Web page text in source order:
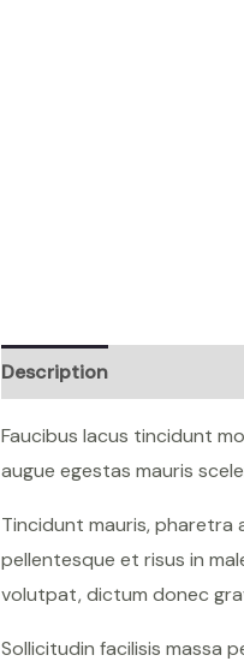
Description
Faucibus lacus tincidunt
augue egestas mauris
Tincidunt mauris, pharetra
pellentesque et risus in
volutpat, dictum donec
Sollicitudin facilisis massa